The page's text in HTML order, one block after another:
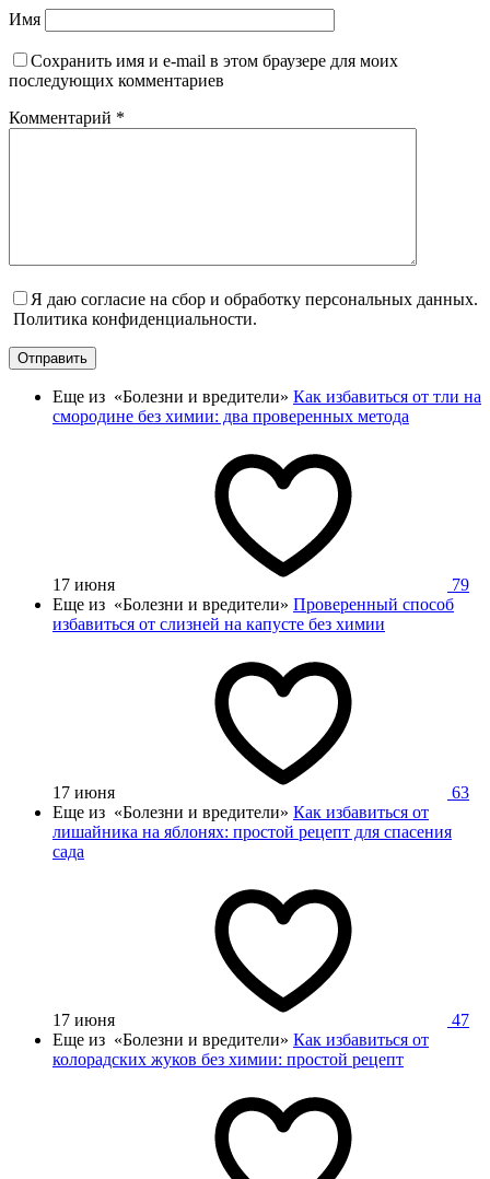
Имя
Сохранить имя и e-mail в этом браузере для моих
последующих комментариев
Комментарий *
Я даю согласие на сбор и обработку персональных данных.
Политика конфиденциальности.
Отправить
Еще из «Болезни и вредители» Как избавиться от тли на
смородине без химии: два проверенных метода
17 июня
79
Еще из «Болезни и вредители» Проверенный способ
избавиться от слизней на капусте без химии
17 июня
63
Еще из «Болезни и вредители» Как избавиться от
лишайника на яблонях: простой рецепт для спасения
сада
17 июня
47
Еще из «Болезни и вредители» Как избавиться от
колорадских жуков без химии: простой рецепт